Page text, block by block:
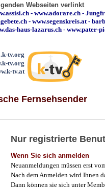
Webseiten verlinkt
-www.adorare.ch -
-www.segenskreis.at -
haus-lazarus.ch - www.pater-
tv.org
tv.org
tv.at
Fernsehsender
Nur registrierte
Wenn Sie sich anmelden
Neuanmeldungen müssen erst
Nach dem Anmelden wird Ihnen
Dann können sie sich unter